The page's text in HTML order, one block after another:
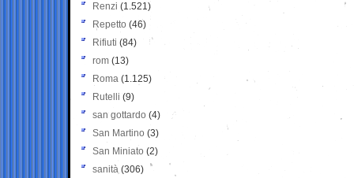
Renzi (1.521)
Repetto (46)
Rifiuti (84)
rom (13)
Roma (1.125)
Rutelli (9)
san gottardo (4)
San Martino (3)
San Miniato (2)
sanità (306)